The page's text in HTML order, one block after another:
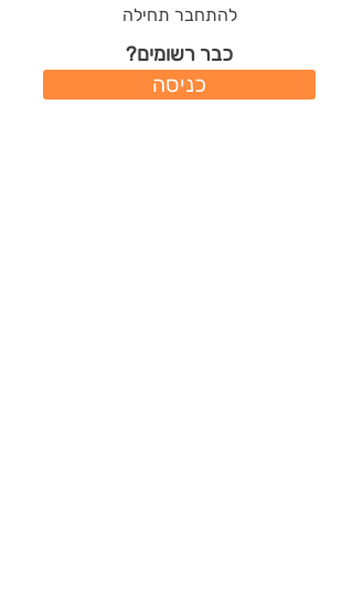
להתחבר תחילה
כבר רשומים?
כניסה